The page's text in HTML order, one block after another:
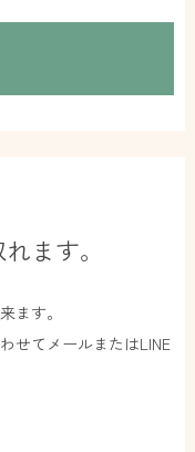
ます。
ます。
せてメールまたはLINE